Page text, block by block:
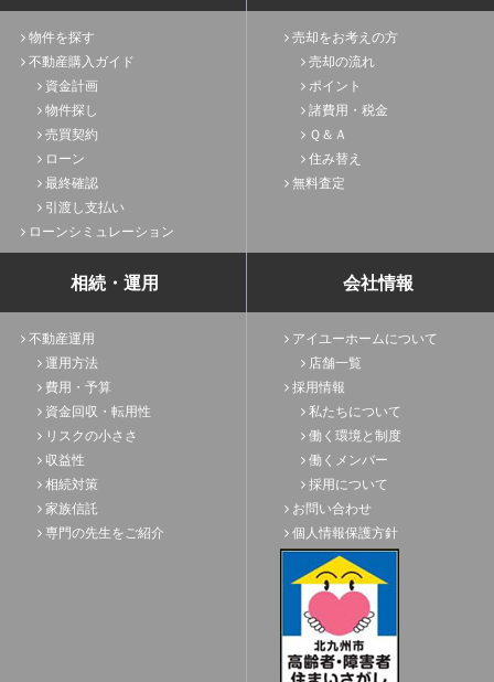
物件を探す
不動産購入ガイド
資金計画
物件探し
売買契約
ローン
最終確認
引渡し支払い
ローンシミュレーション
売却をお考えの方
売却の流れ
ポイント
諸費用・税金
Ｑ＆Ａ
住み替え
無料査定
相続・運用
不動産運用
運用方法
費用・予算
資金回収・転用性
リスクの小ささ
収益性
相続対策
家族信託
専門の先生をご紹介
会社情報
アイユーホームについて
店舗一覧
採用情報
私たちについて
働く環境と制度
働くメンバー
採用について
お問い合わせ
個人情報保護方針